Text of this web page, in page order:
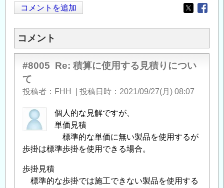
コメントを追加
Opens in
コメント
#8005 Re: 積算に使用する見積りについ
て
投稿者 FHH 投稿日時 2021/09/27(月) 08:07
個人的な見解ですが、
単価見積
標準的な単価に無い製品を使用するが
歩掛は標準歩掛を使用できる場合。
歩掛見積
標準的な歩掛では施工できない製品を使用する